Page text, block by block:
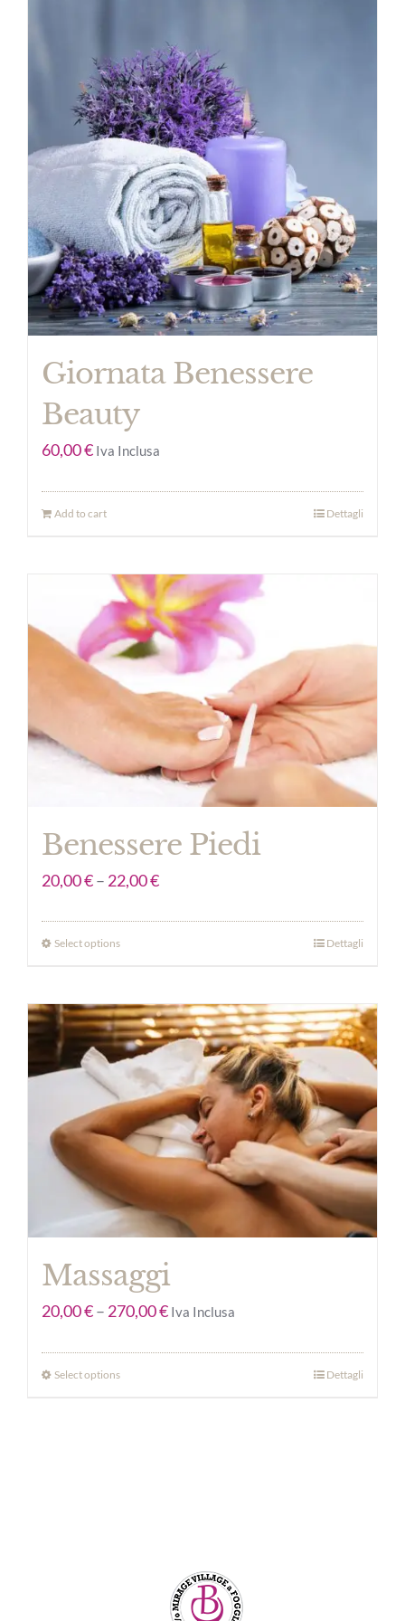
Giornata Benessere
Beauty
60,00€ Iva Inclusa
Add to cart Dettagli
Benessere Piedi
20,00€– 22,00€
Select options Dettagli
Massaggi
20,00€– 270,00€ Iva Inclusa
Select options Dettagli